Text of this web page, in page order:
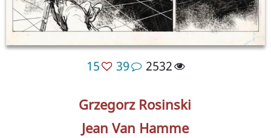
15 39 2532
Grzegorz Rosinski
Jean Van Hamme